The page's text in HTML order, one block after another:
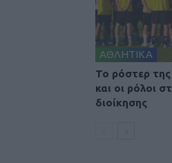
ΑΘΛΗΤΙΚΑ
To ρόστερ
και οι ρόλοι
διοίκησης